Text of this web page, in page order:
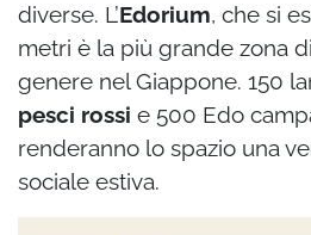
diverse. L’Edorium, che si
metri è la più grande zona
genere nel Giappone. 150
pesci rossi e 500 Edo
renderanno lo spazio una
sociale estiva.